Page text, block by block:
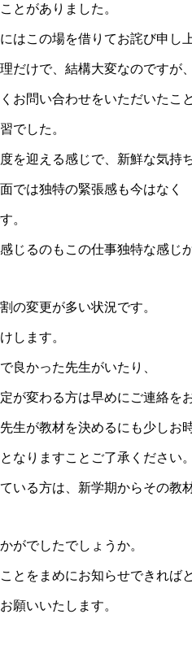
とがありました。
はこの場を借りてお詫び申し
だけで、結構大変なのですが、
お問い合わせをいただいたこ
でした。
を迎える感じで、新鮮な気持
では独特の緊張感も今はなく
。
じるのもこの仕事独特な感じ
の変更が多い状況です。
します。
良かった先生がいたり、
が変わる方は早めにご連絡を
生が教材を決めるにも少しお
なりますことご了承ください。
いる方は、新学期からその教
がでしたでしょうか。
とをまめにお知らせできれば
願いいたします。